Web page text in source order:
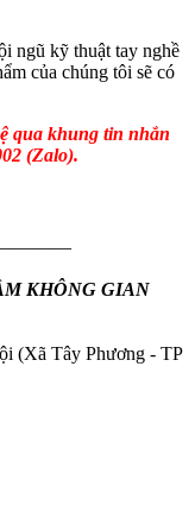
ngũ kỹ thuật tay nghề
của chúng tôi sẽ có
qua khung tin nhắn
(Zalo).
KHÔNG GIAN
(Xã Tây Phương - TP